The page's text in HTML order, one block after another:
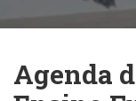
Agenda